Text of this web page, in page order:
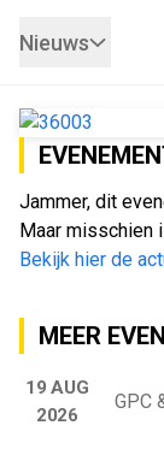
Nieuws
Jammer, dit
Maar misschien
Bekijk hier de
MEER
19 AUG
2026
GPC